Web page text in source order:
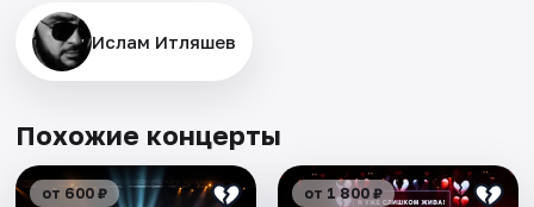
Ислам Итляшев
Похожие концерты
от 600 ₽ от 1 800 ₽